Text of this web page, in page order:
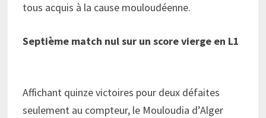
tous acquis à la cause mouloudéenne.
Septième match nul sur un score vierge en L1
Affichant quinze victoires pour deux défaites
seulement au compteur, le Mouloudia d’Alger